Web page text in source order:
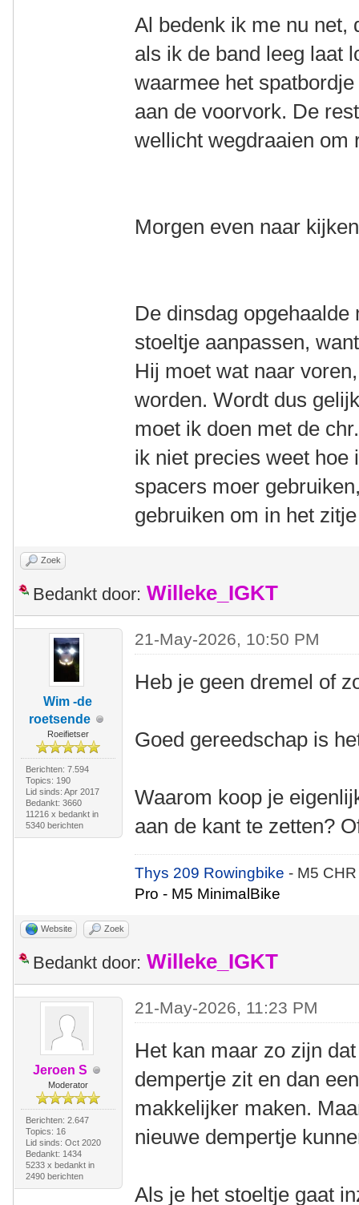
Al bedenk ik me nu net,
als ik de band leeg laat
waarmee het
aan de voorvork. De
wellicht wegdraaien om
Morgen even naar
De dinsdag
stoeltje aanpassen,
Hij moet wat naar
worden. Wordt dus
moet ik doen met de
ik niet precies weet hoe
spacers moer
gebruiken om in het
Zoek
Bedankt door: Willeke_IGKT
Wim -de
roetsende
Roeifietser
Berichten: 7.594
Topics: 190
Lid sinds: Apr 2017
Bedankt: 3660
11216 x bedankt in
5340 berichten
21-May-2026, 10:50 PM
Heb je geen dremel of
Goed gereedschap is
Waarom koop je
aan de kant te zetten?
Thys 209 Rowingbike- M5
Pro - M5 MinimalBike
Website Zoek
Bedankt door: Willeke_IGKT
Jeroen S
Moderator
Berichten: 2.647
Topics: 16
Lid sinds: Oct 2020
Bedankt: 1434
5233 x bedankt in
2490 berichten
21-May-2026, 11:23 PM
Het kan maar zo zijn
dempertje zit en dan
makkelijker maken.
nieuwe dempertje
Als je het stoeltje gaat